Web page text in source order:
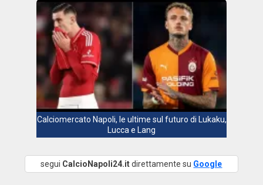
Calciomercato Napoli, le ultime sul futuro di Lukaku,
Lucca e Lang
segui CalcioNapoli24.itdirettamente su Google